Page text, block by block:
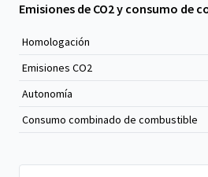
Emisiones de CO2 y consumo de
Homologación
Emisiones CO2
Autonomía
Consumo combinado de combustible